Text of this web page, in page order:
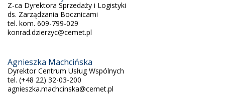
Z-ca Dyrektora Sprzedaży i Logistyki
ds. Zarządzania Bocznicami
tel. kom. 609-799-029
konrad.dzierzyc@cemet.pl
Agnieszka Machcińska
Dyrektor Centrum Usług Wspólnych
tel. (+48 22) 32-03-200
agnieszka.machcinska@cemet.pl